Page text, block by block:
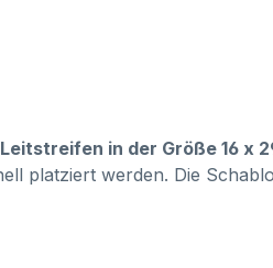
in der Größe 16 x
platziert werden. Die